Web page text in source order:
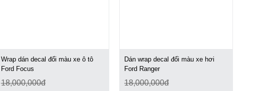
Wrap dán decal đổi màu xe ô tô
Ford Focus
18,000,000đ
Dán wrap decal đổi màu xe hơi
Ford Ranger
18,000,000đ